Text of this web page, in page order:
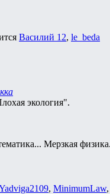
Василий 12, le_beda
экология".
Мерзкая
, MinimumLaw,